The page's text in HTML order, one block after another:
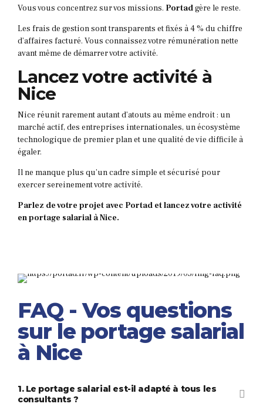
Vous vous concentrez sur vos missions. Portadgère le reste.
Les frais de gestion sont transparents et fixés à 4 % du chiffre
d’affaires facturé. Vous connaissez votre rémunération nette
avant même de démarrer votre activité.
Lancez votre activité à
Nice
Nice réunit rarement autant d’atouts au même endroit : un
marché actif, des entreprises internationales, un écosystème
technologique de premier plan et une qualité de vie difficile à
égaler.
Il ne manque plus qu’un cadre simple et sécurisé pour
exercer sereinement votre activité.
Parlez de votre projet avec Portad et lancez votre activité
en portage salarial à Nice.
FAQ - Vos questions
sur le portage salarial
à Nice
1. Le portage salarial est-il adapté à tous les
consultants ?